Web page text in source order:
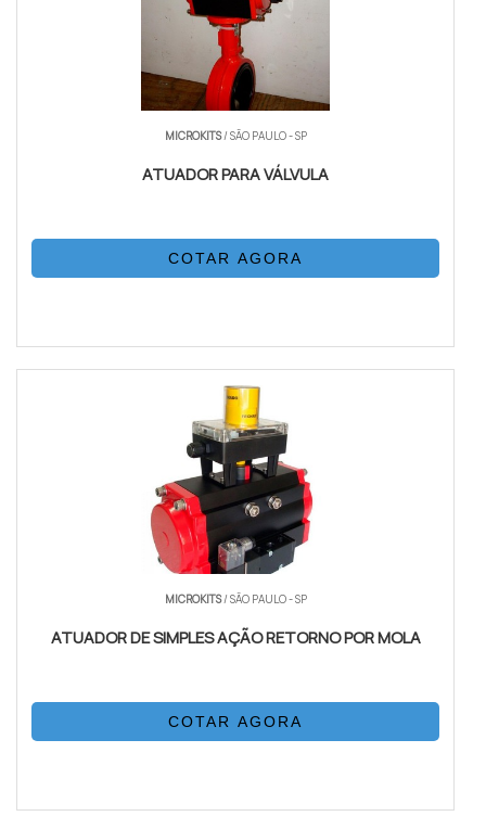
MICROKITS/ SÃO PAULO - SP
ATUADOR PARA VÁLVULA
COTAR AGORA
MICROKITS/ SÃO PAULO - SP
ATUADOR DE SIMPLES AÇÃO RETORNO POR MOLA
COTAR AGORA